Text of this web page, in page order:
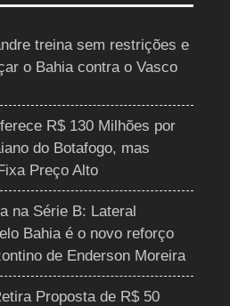
treina sem restrições e
o Bahia contra o Vasco
R$ 130 Milhões por
do Botafogo, mas
Preço Alto
na Série B: Lateral
Bahia é o novo reforço
de Enderson Moreira
Proposta de R$ 50